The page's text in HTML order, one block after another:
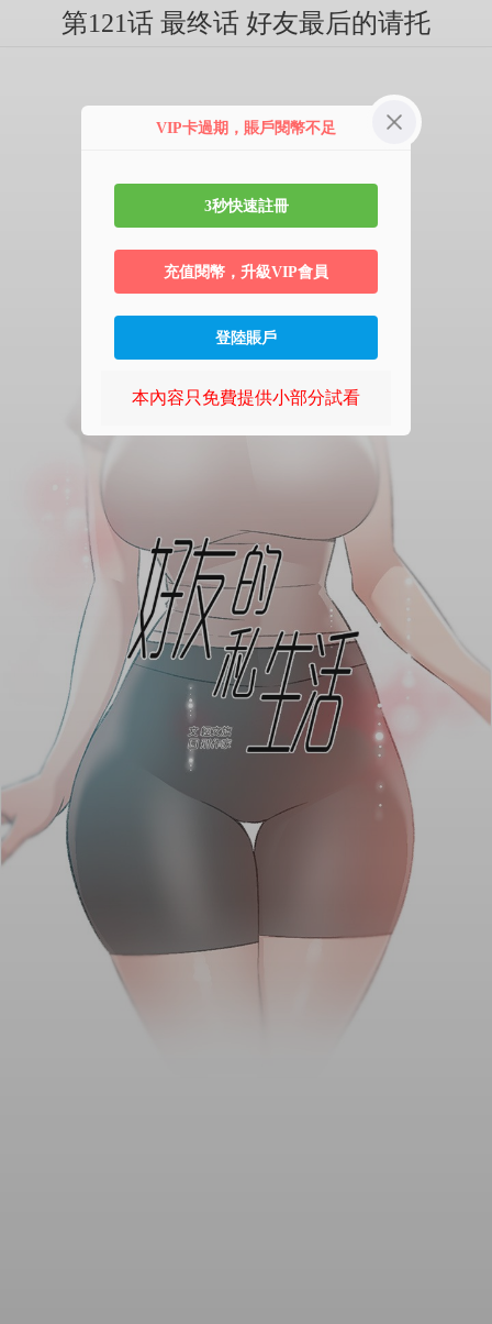
第121话 最终话 好友最后的请托
VIP卡過期，賬戶閱幣不足
3秒快速註冊
充值閱幣，升級VIP會員
登陸賬戶
本內容只免費提供小部分試看